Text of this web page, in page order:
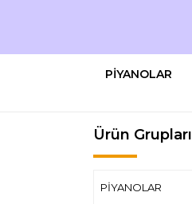
PİYANOLAR
Ürün Grupları
PİYANOLAR